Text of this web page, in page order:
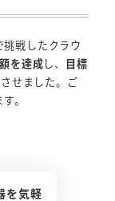
戦したクラウ
を達成 し、
目標
せました。ご
。
を気軽